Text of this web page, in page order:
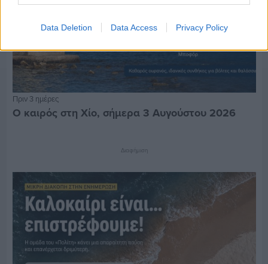
Data Deletion Data Access Privacy Policy
Πριν 3 ημέρες
Ο καιρός στη Χίο, σήμερα 3 Αυγούστου 2026
Διαφήμιση